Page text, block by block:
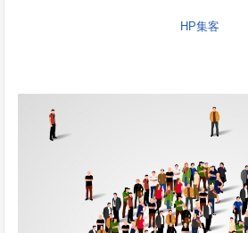
HP集客